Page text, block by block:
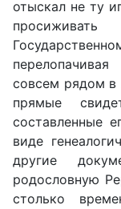
отыскал не ту
совсем рядом в
прямые
составленные
виде
другие
родословную
столько